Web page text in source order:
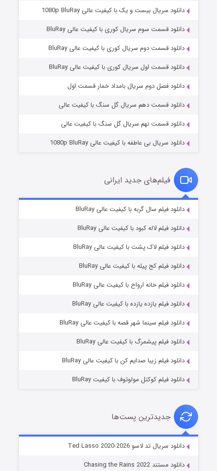
مردگان متحرک: شهر مرده ۳
قسمت۲ (زیرنویس) منتشر شد
قسمت۷ (زیرنویس) منتشر شد
خاندان اژدها فصل ۳
دانلود سریال بیست و یک با کیفیت عالی 1080p BluRay
دانلود قسمت سوم سریال کوری با کیفیت عالی BluRay
دانلود قسمت دوم سریال کوری با کیفیت عالی BluRay
دانلود قسمت اول سریال کوری با کیفیت عالی BluRay
دانلود فصل دوم سریال بامداد خمار قسمت اول
دانلود قسمت دهم سریال گل سنگ با کیفیت عالی
دانلود قسمت نهم سریال گل سنگ با کیفیت عالی
دانلود سریال بی عاطفه با کیفیت عالی 1080p BluRay
فیلم‌های جدید ایرانی
دانلود فیلم سال گربه با کیفیت عالی BluRay
دانلود فیلم لاله کبود با کیفیت عالی BluRay
دانلود فیلم لاک پشت با کیفیت عالی BluRay
دانلود فیلم کج‌ پیله با کیفیت عالی BluRay
دانلود فیلم خانه ارواح با کیفیت عالی BluRay
دانلود فیلم یازده یازده با کیفیت عالی BluRay
دانلود فیلم سینما شهر قصه با کیفیت عالی BluRay
دانلود فیلم پیشمرگ با کیفیت عالی BluRay
دانلود فیلم زیبا صدایم کن با کیفیت عالی BluRay
دانلود فیلم کوکتل مولوتوف با کیفیت BluRay
جدیدترین پست‌ها
دانلود سریال تد لاسو Ted Lasso 2020-2026
دانلود مستند Chasing the Rains 2022